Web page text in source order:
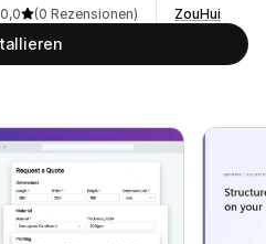
0,0
(0 Rezensionen)
ZouHui